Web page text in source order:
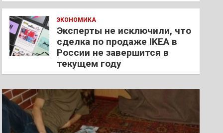
ЭКОНОМИКА
Эксперты не исключили, что
сделка по продаже IKEA в
России не завершится в
текущем году